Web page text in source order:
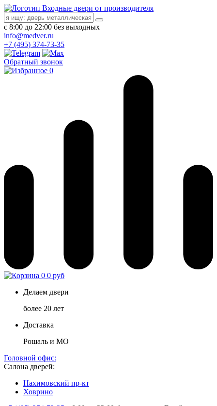
Входные двери от производителя
с 8:00 до 22:00 без выходных
info@medver.ru
+7 (495) 374-73-35
Обратный звонок
0
0 0 руб
Делаем двери
более 20 лет
Доставка
Рошаль и МО
Головной офис:
Салона дверей:
Нахимовский пр-кт
Ховрино